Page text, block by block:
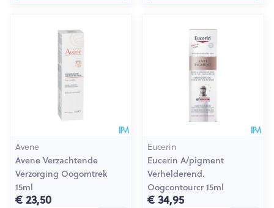
Avene
Avene Verzachtende
Verzorging Oogomtrek
15ml
€ 23,50
Eucerin
Eucerin A/pigment
Verhelderend.
Oogcontourcr 15ml
€ 34,95